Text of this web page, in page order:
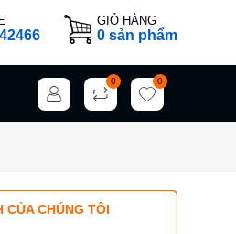
GIỎ HÀNG
0sản phẩm
Tin tức Liên hệ
0 0
CỦA CHÚNG TÔI